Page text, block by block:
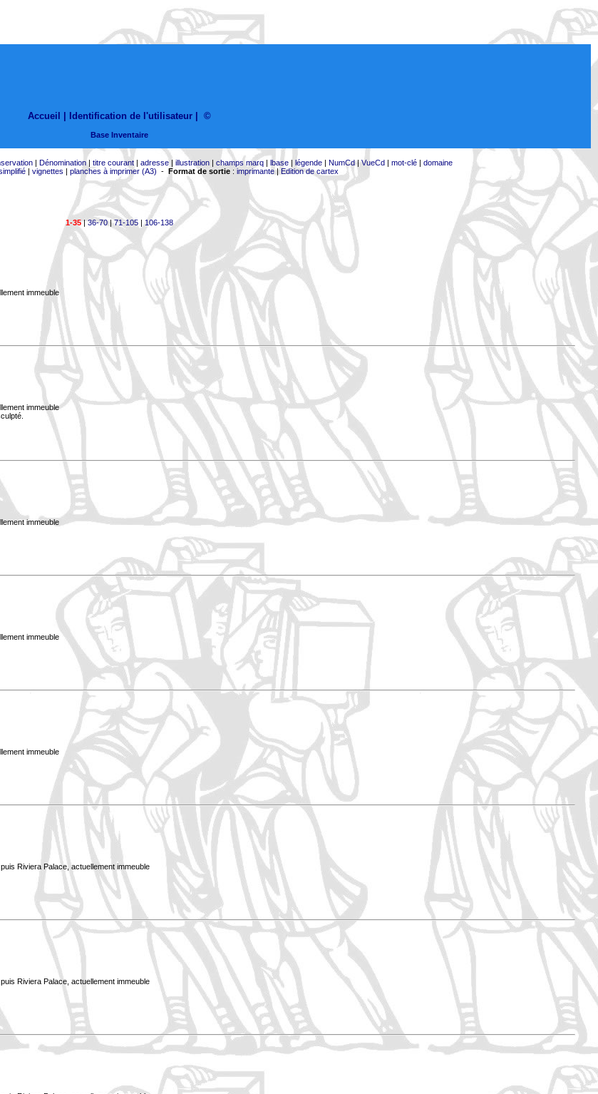
Accueil | Identification de l'utilisateur ©
Base Inventaire
| Dénomination| titre courant| adresse| illustration| champs marq| lbase| légende| NumCd|VueCd| mot-clé| domaine
| vignettes | planches à imprimer (A3) - Format de sortie: imprimante|Edition de cartex
1-35|36-70|71-105| 106-138
immeuble
immeuble
immeuble
immeuble
immeuble
Riviera Palace, actuellement immeuble
Riviera Palace, actuellement immeuble